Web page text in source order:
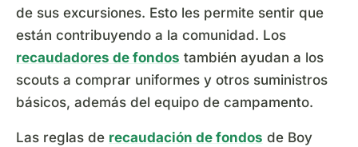
de sus excursiones. Esto les permite sentir que
están contribuyendo a la comunidad. Los
recaudadores de fondos también ayudan a los
scouts a comprar uniformes y otros suministros
básicos, además del equipo de campamento.
Las reglas de recaudación de fondos de Boy